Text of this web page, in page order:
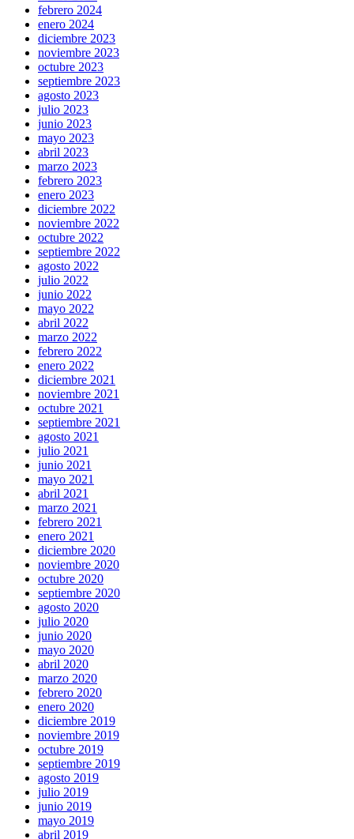
febrero 2024
enero 2024
diciembre 2023
noviembre 2023
octubre 2023
septiembre 2023
agosto 2023
julio 2023
junio 2023
mayo 2023
abril 2023
marzo 2023
febrero 2023
enero 2023
diciembre 2022
noviembre 2022
octubre 2022
septiembre 2022
agosto 2022
julio 2022
junio 2022
mayo 2022
abril 2022
marzo 2022
febrero 2022
enero 2022
diciembre 2021
noviembre 2021
octubre 2021
septiembre 2021
agosto 2021
julio 2021
junio 2021
mayo 2021
abril 2021
marzo 2021
febrero 2021
enero 2021
diciembre 2020
noviembre 2020
octubre 2020
septiembre 2020
agosto 2020
julio 2020
junio 2020
mayo 2020
abril 2020
marzo 2020
febrero 2020
enero 2020
diciembre 2019
noviembre 2019
octubre 2019
septiembre 2019
agosto 2019
julio 2019
junio 2019
mayo 2019
abril 2019